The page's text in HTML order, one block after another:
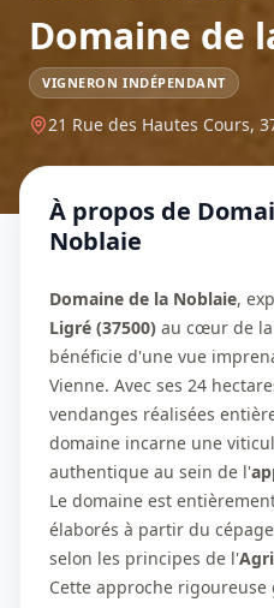
Domaine de
VIGNERON INDÉPENDANT
21 Rue des Hautes Cours,
À propos de
Noblaie
Domaine de la Noblaie,
Ligré (37500) au cœur de la
bénéficie d'une vue
Vienne. Avec ses 24
vendanges réalisées
domaine incarne une
authentique au sein de l'
Le domaine est
élaborés à partir du cépage
selon les principes de l'
Cette approche